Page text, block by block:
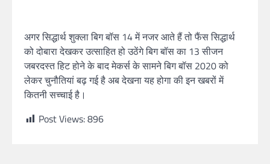
अगर सिद्धार्थ शुक्ला बिग बॉस 14 में नजर आते हैं तो फैंस सिद्धार्थ
को दोबारा देखकर उत्साहित हो उठेंगे बिग बॉस का 13 सीजन
जबरदस्त हिट होने के बाद मेकर्स के सामने बिग बॉस 2020 को
लेकर चुनौतियां बढ़ गई है अब देखना यह होगा की इन खबरों में
कितनी सच्चाई है।
Post Views:896